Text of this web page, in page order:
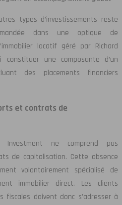
types d’investissements reste
dans une optique de
locatif géré par Richard
constituer une composante d’un
des placements financiers
et contrats de
Investment ne comprend pas
de capitalisation. Cette absence
volontairement spécialisé de
immobilier direct. Les clients
fiscales doivent donc s’adresser à